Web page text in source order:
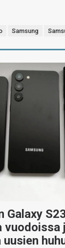
Samsung
Galaxy